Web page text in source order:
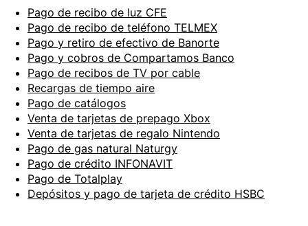
Pago de recibo de luz CFE
Pago de recibo de teléfono TELMEX
Pago y retiro de efectivo de Banorte
Pago y cobros de Compartamos Banco
Pago de recibos de TV por cable
Recargas de tiempo aire
Pago de catálogos
Venta de tarjetas de prepago Xbox
Venta de tarjetas de regalo Nintendo
Pago de gas natural Naturgy
Pago de crédito INFONAVIT
Pago de Totalplay
Depósitos y pago de tarjeta de crédito HSBC